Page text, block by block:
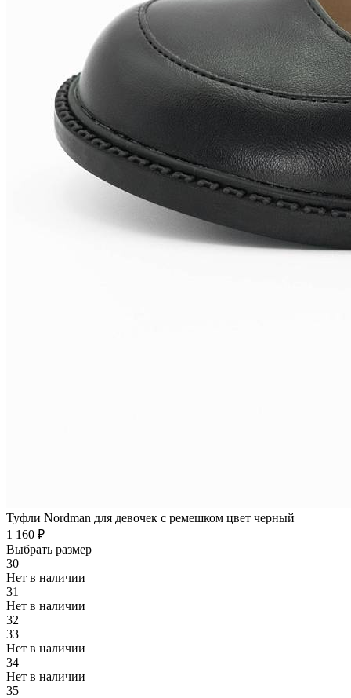
Туфли Nordman для девочек с ремешком цвет черный
1 160 ₽
Выбрать размер
30
Нет в наличии
31
Нет в наличии
32
33
Нет в наличии
34
Нет в наличии
35